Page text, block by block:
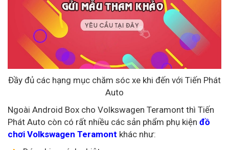
Đầy đủ các hạng mục chăm sóc xe khi đến với Tiến Phát
Auto
Ngoài Android Box cho Volkswagen Teramont thì Tiến
Phát Auto còn có rất nhiều các sản phẩm phụ kiện đồ
chơi Volkswagen Teramont khác như: